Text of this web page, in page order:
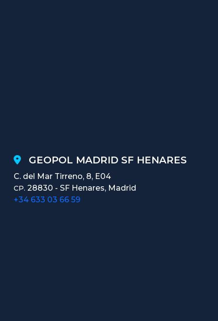
GEOPOL MADRID SF HENARES
C. del Mar Tirreno, 8, E04
CP. 28830 - SF Henares, Madrid
+34 633 03 66 59